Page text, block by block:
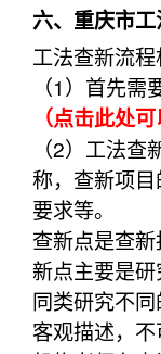
六、重庆市工
工法查新流程
（1）首先需
（点击此处
（2）工法
称，查新项
要求等。
查新点是查
新点主要是
同类研究不
客观描述，不